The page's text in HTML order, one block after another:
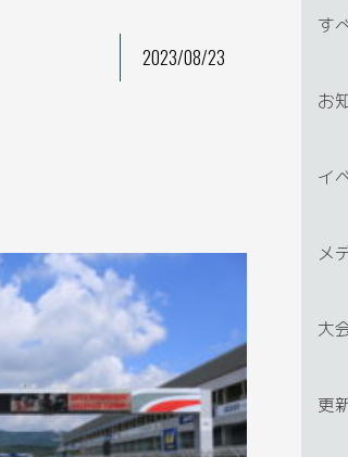
2023/08/23
す
お
イ
メ
大
更